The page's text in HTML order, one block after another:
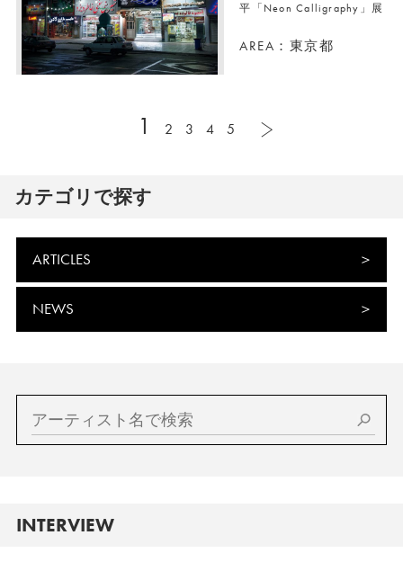
平「Neon Calligraphy」展
AREA：東京都
1 2 3 4 5
カテゴリで探す
ARTICLES
NEWS
INTERVIEW